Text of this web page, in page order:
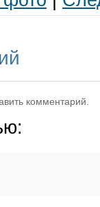
комментарий.